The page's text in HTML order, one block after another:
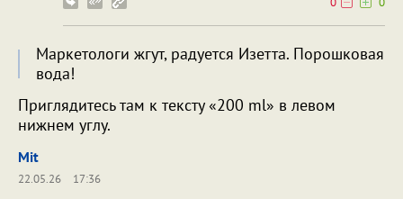
Маркетологи жгут, радуется Изетта. Порошковая
вода!
Приглядитесь там к тексту «200 ml» в левом
нижнем углу.
Mit
22.05.26
17:36